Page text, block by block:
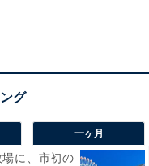
一ヶ月
場に、市初の